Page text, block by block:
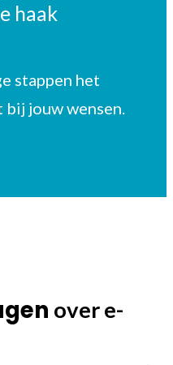
haak
stappen het
jouw wensen.
over e-